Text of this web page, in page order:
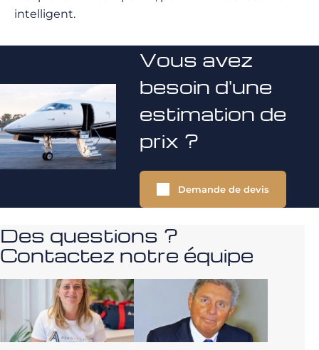
intelligent.
Vous avez
besoin d'une
estimation de
prix ?
Demande de devis
Des questions ?
Contactez notre équipe